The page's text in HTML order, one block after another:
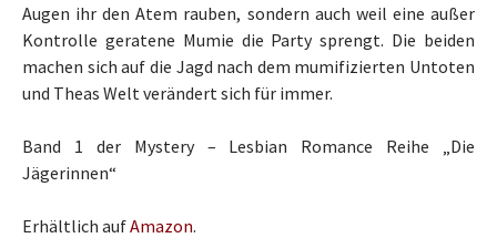
Augen ihr den Atem rauben, sondern auch weil eine außer
Kontrolle geratene Mumie die Party sprengt. Die beiden
machen sich auf die Jagd nach dem mumifizierten Untoten
und Theas Welt verändert sich für immer.
Band 1 der Mystery – Lesbian Romance Reihe „Die
Jägerinnen“
Erhältlich aufAmazon.